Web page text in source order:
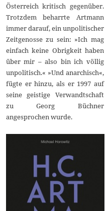
Österreich kritisch gegenüber.
Trotzdem beharrte Artmann
immer darauf, ein unpolitischer
Zeitgenosse zu sein: »Ich mag
einfach keine Obrigkeit haben
über mir – also bin ich völlig
unpolitisch.« »Und anarchisch«,
fügte er hinzu, als er 1997 auf
seine geistige Verwandtschaft
zu Georg Büchner
angesprochen wurde.